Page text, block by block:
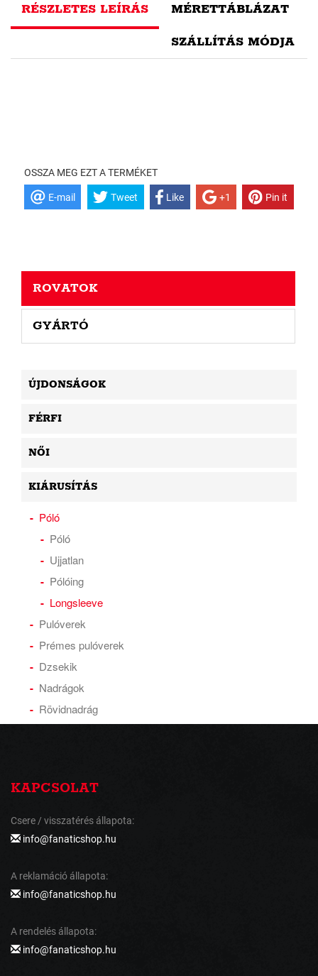
RÉSZLETES LEÍRÁS MÉRETTÁBLÁZAT
SZÁLLÍTÁS MÓDJA
OSSZA MEG EZT A TERMÉKET
E-mail Tweet Like +1 Pin it
ROVATOK
GYÁRTÓ
ÚJDONSÁGOK
FÉRFI
NŐI
KIÁRUSÍTÁS
Póló
Póló
Ujjatlan
Pólóing
Longsleeve
Pulóverek
Prémes pulóverek
Dzsekik
Nadrágok
Rövidnadrág
KAPCSOLAT
Csere / visszatérés állapota:
info@fanaticshop.hu
A reklamáció állapota:
info@fanaticshop.hu
A rendelés állapota:
info@fanaticshop.hu